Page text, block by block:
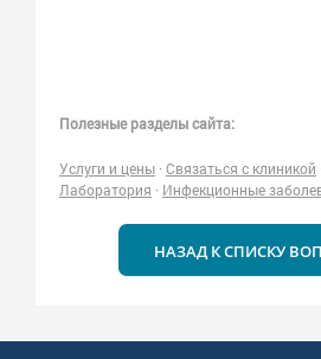
Полезные разделы сайта:
Услуги и цены · Связаться с клиникой
Лаборатория · Инфекционные
НАЗАД К СПИСКУ